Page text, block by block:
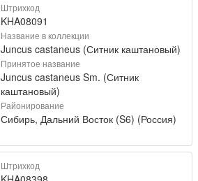
Штрихкод
KHA08091
Название в коллекции
Juncus castaneus (Ситник каштановый)
Принятое название
Juncus castaneus Sm. (Ситник
каштановый)
Районирование
Сибирь, Дальний Восток (S6) (Россия)
Штрихкод